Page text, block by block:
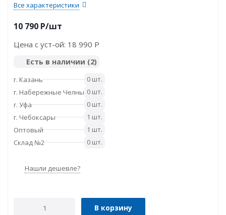
Все характеристики
10 790 P/шт
Цена с уст-ой: 18 990 P
Есть в наличии (2)
г. Казань
0 шт.
г. Набережные Челны 0 шт.
г. Уфа
0 шт.
г. Чебоксары
1 шт.
Оптовый
1 шт.
Склад №2
0 шт.
Нашли дешевле?
В корзину